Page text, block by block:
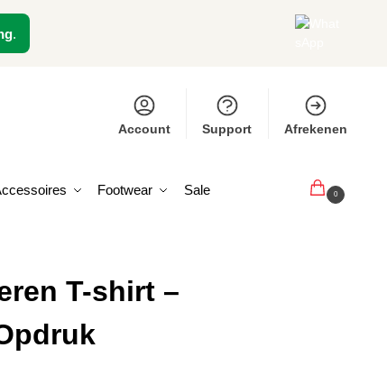
.
Account Support Afrekenen
Footwear
Sale
0
T-shirt –